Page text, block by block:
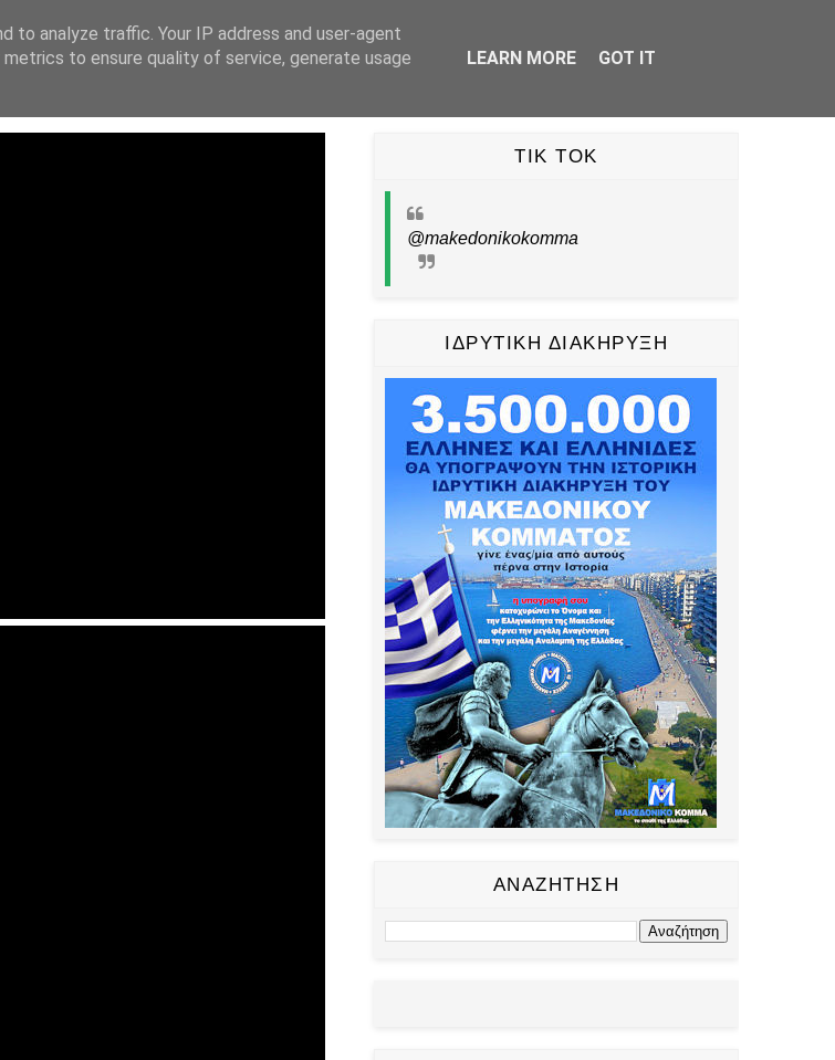
X INSTAGRAM YOUTUBE TIKTOK PINTEREST ΕΠΙΚΟΙΝΩΝΙΑ
TIK TOK
@makedonikokomma
ΙΔΡΥΤΙΚΗ ΔΙΑΚΗΡΥΞΗ
ΑΝΑΖΗΤΗΣΗ
to analyze traffic. Your IP address and user-agent
to ensure quality of service, generate usage
LEARN MORE GOT IT